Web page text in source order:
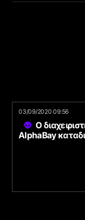
03/09/2020 09:56
Ο
AlphaBay